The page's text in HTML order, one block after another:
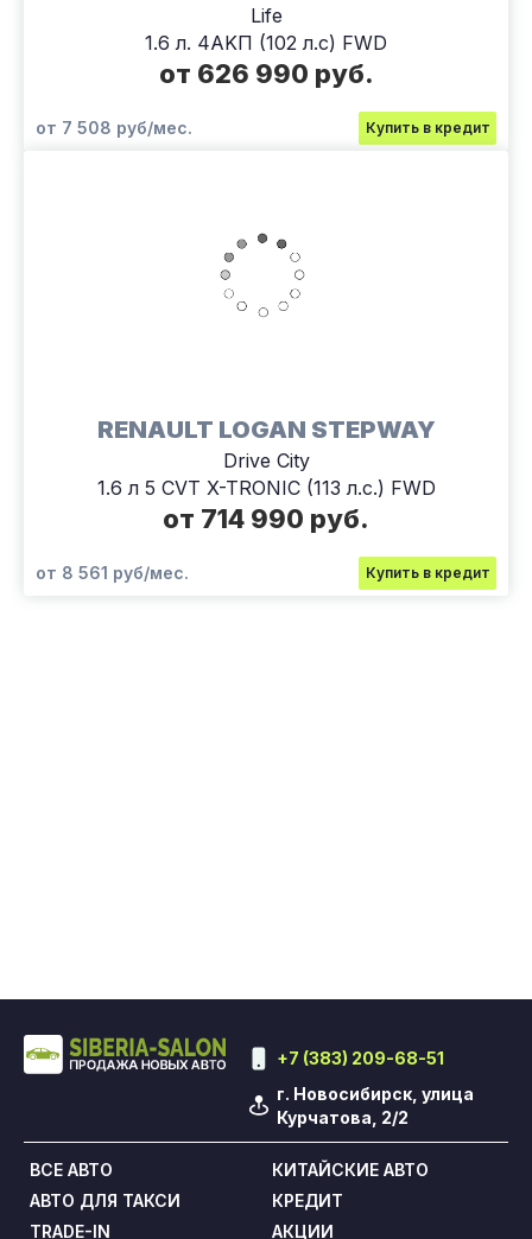
Life
1.6 л. 4АKП (102 л.с) FWD
от 626 990 руб.
от 7 508 руб/мес. Купить в кредит
RENAULT LOGAN STEPWAY
Drive City
1.6 л 5 CVT X-TRONIC (113 л.с.) FWD
от 714 990 руб.
от 8 561 руб/мес. Купить в кредит
+7 (383) 209-68-51
г. Новосибирск, улица
Курчатова, 2/2
ВСЕ АВТО
КИТАЙСКИЕ АВТО
АВТО ДЛЯ ТАКСИ
КРЕДИТ
TRADE-IN
АКЦИИ